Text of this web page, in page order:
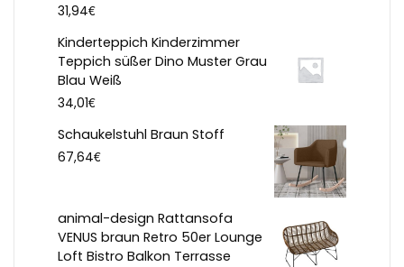
31,94€
Kinderteppich Kinderzimmer
Teppich süßer Dino Muster Grau
Blau Weiß
34,01€
Schaukelstuhl Braun Stoff
67,64€
animal-design Rattansofa
VENUS braun Retro 50er Lounge
Loft Bistro Balkon Terrasse